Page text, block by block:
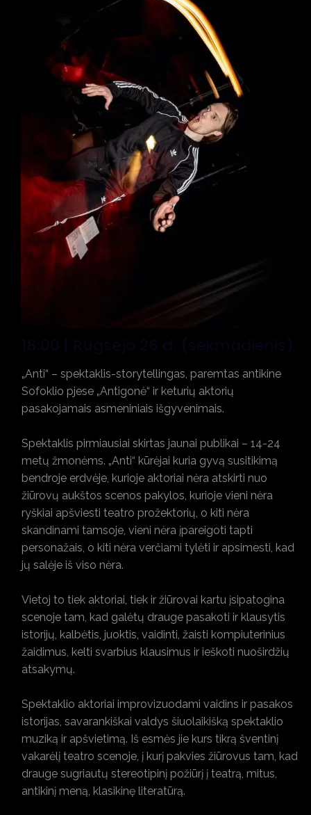
„Anti“ – spektaklis-storytellingas, paremtas antikine
Sofoklio pjese „Antigonė“ ir keturių aktorių
pasakojamais asmeniniais išgyvenimais.
Spektaklis pirmiausiai skirtas jaunai publikai – 14-24
metų žmonėms. „Anti“ kūrėjai kuria gyvą susitikimą
bendroje erdvėje, kurioje aktoriai nėra atskirti nuo
žiūrovų aukštos scenos pakylos, kurioje vieni nėra
ryškiai apšviesti teatro prožektorių, o kiti nėra
skandinami tamsoje, vieni nėra įpareigoti tapti
personažais, o kiti nėra verčiami tylėti ir apsimesti, kad
jų salėje iš viso nėra.
Vietoj to tiek aktoriai, tiek ir žiūrovai kartu įsipatogina
scenoje tam, kad galėtų drauge pasakoti ir klausytis
istorijų, kalbėtis, juoktis, vaidinti, žaisti kompiuterinius
žaidimus, kelti svarbius klausimus ir ieškoti nuoširdžių
atsakymų.
Spektaklio aktoriai improvizuodami vaidins ir pasakos
istorijas, savarankiškai valdys šiuolaikišką spektaklio
muziką ir apšvietimą. Iš esmės jie kurs tikrą šventinį
vakarėlį teatro scenoje, į kurį pakvies žiūrovus tam, kad
drauge sugriautų stereotipinį požiūrį į teatrą, mitus,
antikinį meną, klasikinę literatūrą.